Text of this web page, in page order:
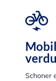
Schoner